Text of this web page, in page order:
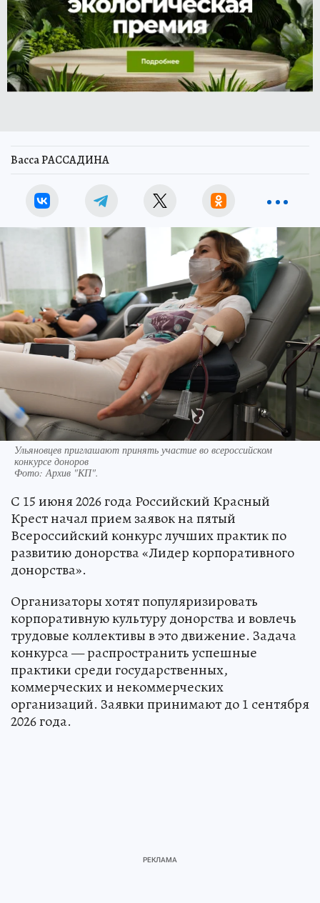
Васса РАССАДИНА
Ульяновцев приглашают принять участие во всероссийском
конкурсе доноров
Фото: Архив "КП".
С 15 июня 2026 года Российский Красный
Крест начал прием заявок на пятый
Всероссийский конкурс лучших практик по
развитию донорства «Лидер корпоративного
донорства».
Организаторы хотят популяризировать
корпоративную культуру донорства и вовлечь
трудовые коллективы в это движение. Задача
конкурса — распространить успешные
практики среди государственных,
коммерческих и некоммерческих
организаций. Заявки принимают до 1 сентября
2026 года.